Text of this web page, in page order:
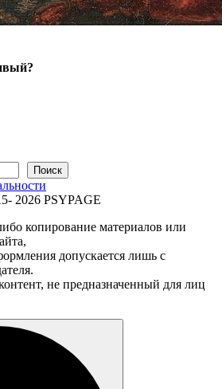
Поиск
2026 PSYPAGE
копирование материалов или
допускается лишь с
не предназначенный для лиц